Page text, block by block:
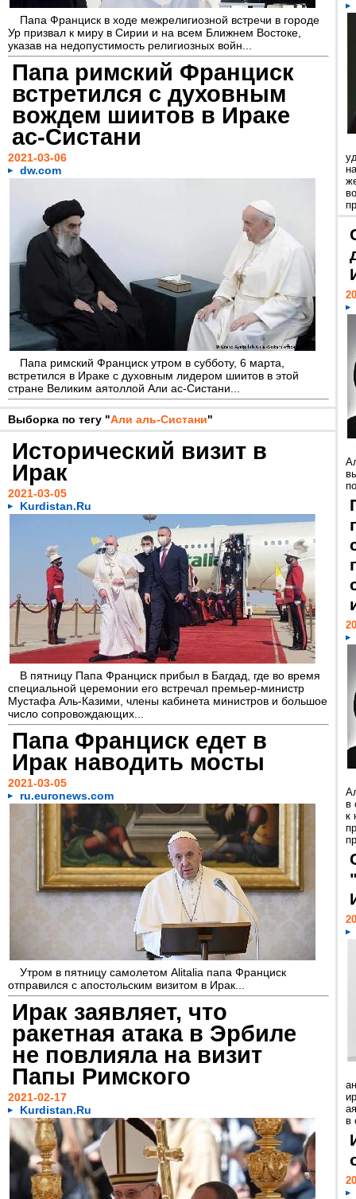
Папа Франциск в ходе межрелигиозной встречи в городе
Ур призвал к миру в Сирии и на всем Ближнем Востоке,
указав на недопустимость религиозных войн...
Папа римский Франциск
встретился с духовным
вождем шиитов в Ираке
ас-Систани
2021-03-06
dw.com
Папа римский Франциск утром в субботу, 6 марта,
встретился в Ираке с духовным лидером шиитов в этой
стране Великим аятоллой Али ас-Систани...
Выборка по тегу "Али аль-Систани"
Исторический визит в
Ирак
2021-03-05
Kurdistan.Ru
В пятницу Папа Франциск прибыл в Багдад, где во время
специальной церемонии его встречал премьер-министр
Мустафа Аль-Казими, члены кабинета министров и большое
число сопровождающих...
Папа Франциск едет в
Ирак наводить мосты
2021-03-05
ru.euronews.com
Утром в пятницу самолетом Alitalia папа Франциск
отправился с апостольским визитом в Ирак...
Ирак заявляет, что
ракетная атака в Эрбиле
не повлияла на визит
Папы Римского
2021-02-17
Kurdistan.Ru
в
к
в